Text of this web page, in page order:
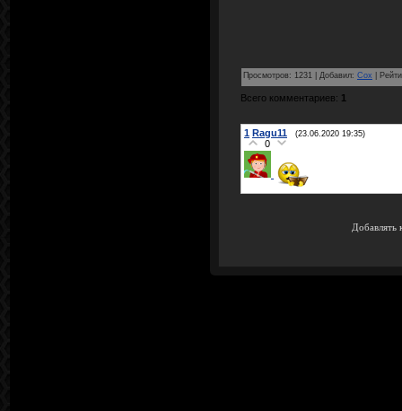
Просмотров: 1231 Добавил: Cox
Всего комментариев: 1
1 Ragu11 (23.06.2020 19:35)
0
Добавлять